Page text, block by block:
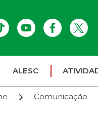
ALESC
Comunicação